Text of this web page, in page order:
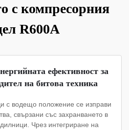
с компресорния
R600A
ефективност за
на битова техника
с водещо положение се изправи
свързани със захранването в
Чрез интегриране на